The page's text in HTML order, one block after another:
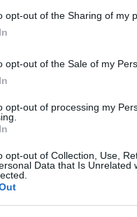
opt-out of the Sharing of my
opt-out of the Sale of my
opt-out of processing my
opt-out of Collection, Use,
Data that Is Unrelated
ως σύνδεσμος
τα μέλη της
τους στόχους πριν
τη σύλληψή τους
έπειτα από
Παρά την
να
έρευνες
περιοχές